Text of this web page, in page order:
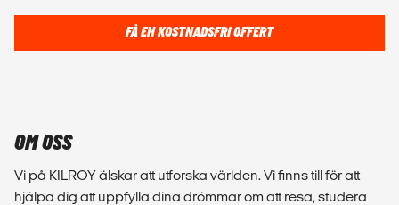
FÅ EN KOSTNADSFRI OFFERT
OM OSS
Vi på KILROY älskar att utforska världen. Vi finns till för att
hjälpa dig att uppfylla dina drömmar om att resa, studera